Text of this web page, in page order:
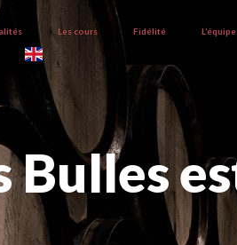
Les cours Fidélité L’équipe
Bulles